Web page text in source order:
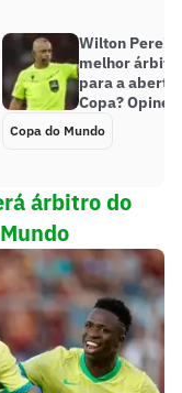
Wilton
melhor
para a
Copa? Opine!
Copa do Mundo
árbitro do